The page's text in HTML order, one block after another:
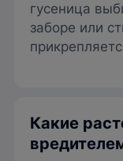
гусеница
заборе или
Какие